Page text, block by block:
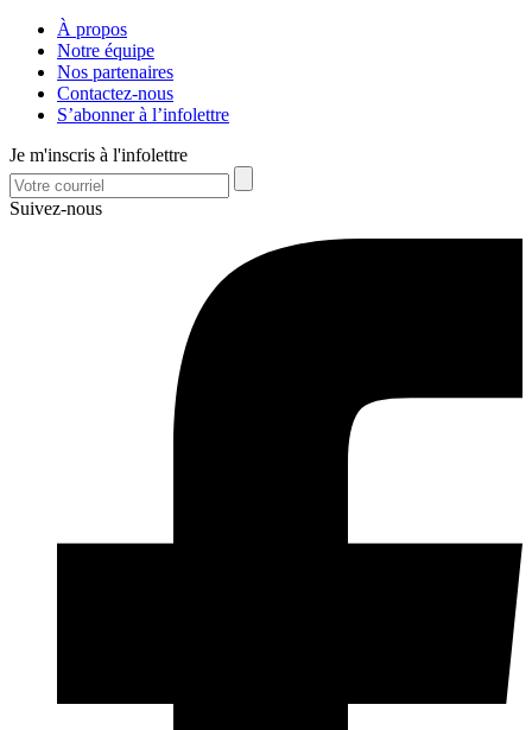
À propos
Notre équipe
Nos partenaires
Contactez-nous
S’abonner à l’infolettre
Je m'inscris à l'infolettre
Suivez-nous